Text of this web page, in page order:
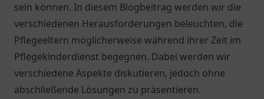
sein können. In diesem Blogbeitrag werden wir die
verschiedenen Herausforderungen beleuchten, die
Pflegeeltern möglicherweise während ihrer Zeit im
Pflegekinderdienst begegnen. Dabei werden wir
verschiedene Aspekte diskutieren, jedoch ohne
abschließende Lösungen zu präsentieren.